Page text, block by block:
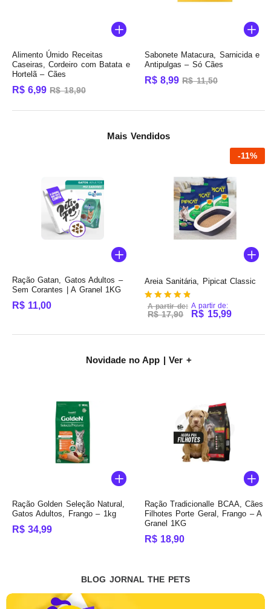
Alimento Úmido Receitas
Caseiras, Cordeiro com Batata e
Hortelã – Cães
R$ 6,99 R$18,90
Sabonete Matacura, Sarnicida e
Antipulgas – Só Cães
R$ 8,99 R$11,50
Mais Vendidos
Ração Gatan, Gatos Adultos –
Sem Corantes | A Granel 1KG
R$ 11,00
-11%
Areia Sanitária, Pipicat Classic
Avaliação
4.75
A partir de:
R$17,90
A partir de:
R$ 15,99
Novidade no App | Ver +
Ração Golden Seleção Natural,
Gatos Adultos, Frango – 1kg
R$ 34,99
Ração Tradicionalle BCAA, Cães
Filhotes Porte Geral, Frango – A
Granel 1KG
R$ 18,90
BLOG JORNAL THE PETS